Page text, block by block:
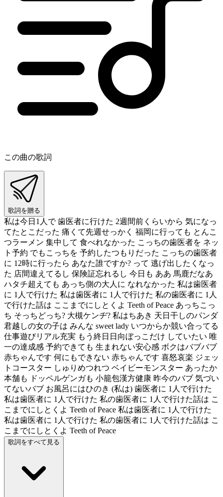
この曲の歌詞
歌詞を贈る
私は今日1人で 歯医者に行けた 2週間前くらいから 気になっ
てたとこだった 痛くて先週せっかく 福岡に行っても とんこ
つラーメン 集中して 食べれなかった こっちの歯医者を ネッ
ト予約 でもこっちを 予約したつもりだった こっちの歯医者
に 12時に行ったら あなた誰ですか? って 逃げ出したくなっ
た 店間違えてるし 保険証忘れるし 今日も ああ 馬鹿だなあ
ハタチ超えても あっち側の大人に なれなかった 私は歯医者
に 1人で行けた 私は歯医者に 1人で行けた 私の歯医者に 1人
で行けた話は ここまでにしとくよ Teeth of Peace あっちこっ
ち そっちどっち? 大槻ケンヂ? 私はちあき 天日干しのパンダ
君越しの女の子は みんな sweet lady いつからか競い合ってる
仕事遊びリアル充実 もう終日日向ぼっこだけ していたい 唯
一の達成感 予約できても 生まれない安心感 ボクはバブバブ
赤ちゃんです 何にもできない 赤ちゃんです 喜怒哀楽 ジェッ
トコースター しゅりめつれつ ベイビーモンスター あったか
本舗も ドッペルゲンガも 小籠包漢方健康 昨今のバブ 気づい
てないバブ お風呂にはひのき (私は) 歯医者に 1人で行けた
私は歯医者に 1人で行けた 私の歯医者に 1人で行けた話は こ
こまでにしとくよ Teeth of Peace 私は歯医者に 1人で行けた
私は歯医者に 1人で行けた 私の歯医者に 1人で行けた話は こ
こまでにしとくよ Teeth of Peace
歌詞をすべて見る